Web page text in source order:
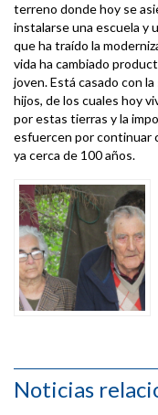
terreno donde hoy se
instalarse una escuela y
que ha traído la
vida ha cambiado
joven. Está casado con
hijos, de los cuales hoy
por estas tierras y la
esfuercen por continuar
ya cerca de 100 años.
Noticias